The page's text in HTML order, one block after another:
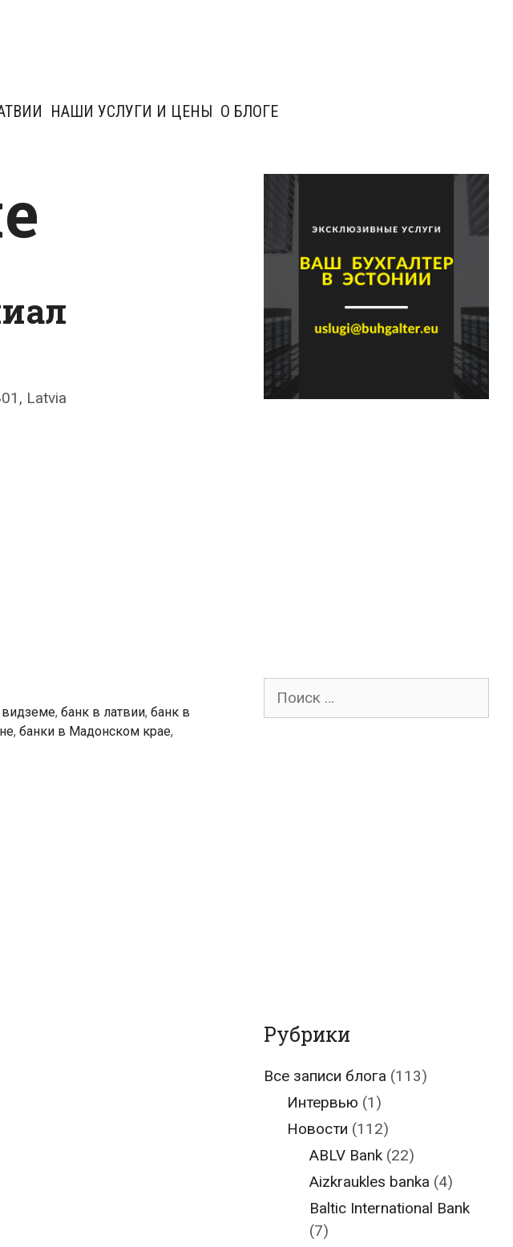
НАШИ УСЛУГИ И ЦЕНЫ О БЛОГЕ
Latvia
видземе, банк в латвии, банк в
, банки в Мадонском крае,
Поиск
Рубрики
Все записи блога (113)
Интервью (1)
Новости (112)
ABLV Bank (22)
Aizkraukles banka (4)
Baltic International Bank
(7)